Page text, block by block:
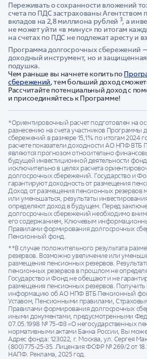
Переживать о сохранности вложений
счета по ПДС застрахованы Агентством
вкладов на 2,8 миллиона рублей 3, а
не может уйти «в минус» по итогам
на счетах по ПДС не подлежат аресту и
Программа долгосрочных сбережений
доходный инструмент, но и
подушка.
Чем раньше вы начнете копить по
сбережений, тем больший доход
Рассчитайте потенциальный доход с
и присоединяйтесь к Программе!
*Ориентировочный расчет подготовлен на
разнесению на счета участников Программы
сбережений в размере 15,1% по итогам 2024
расчете показатели доходности АО НПФ
являются прогнозом относительно
будущей инвестиционной деятельности
исключительно в целях расчета
долгосрочных сбережений. Государство и
гарантируют доходность от размещения
Доход от размещения пенсионных резервов
или уменьшаться, результаты
определяют доход в будущем. Перед
долгосрочных сбережений необходимо
его содержанием, Ключевым
Правилами формирования долгосрочных
Пенсионный фонд.
**В случае положительного результата
резервов. Возможно увеличение или
размещения пенсионных резервов.
пенсионных резервов в прошлом не
Государство и Фонд не обещают и не
размещения пенсионных резервов.
информацию об АО НПФ ВТБ Пенсионный
Уставом, Пенсионными правилами,
Правилами формирования долгосрочных
иными документами, предусмотренными
07.05.1998 № 75-ФЗ «О негосударственных
нормативными актами Банка России, Вы
Адрес фонда: 123022, г. Москва, ул. Сергея
(800)775-25-35. Лицензия ФСФР № 269/2 от
НАПФ. Реклама, 2025 год.